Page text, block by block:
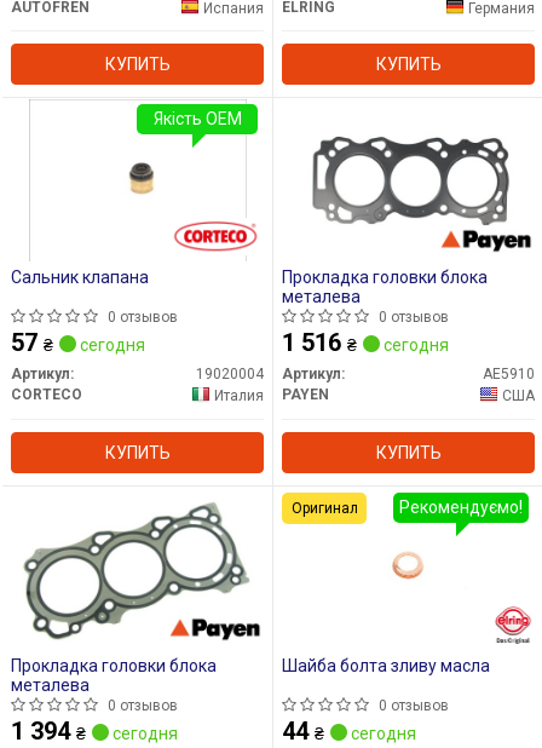
AUTOFREN
Испания
КУПИТЬ
ELRING
Германия
КУПИТЬ
Сальник клапана
0 отзывов
57 ₴ сегодня
Артикул:
19020004
CORTECO
Италия
КУПИТЬ
Якість OEM
Прокладка головки блока
металева
0 отзывов
1 516 ₴ сегодня
Артикул:
AE5910
PAYEN
США
КУПИТЬ
Прокладка головки блока
металева
0 отзывов
1 394 ₴ сегодня
Шайба болта зливу масла
0 отзывов
44 ₴ сегодня
Рекомендуємо!
Оригинал